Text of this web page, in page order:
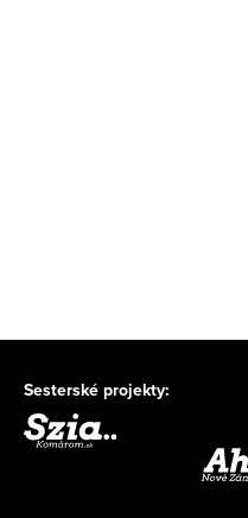
Sesterské projekty: